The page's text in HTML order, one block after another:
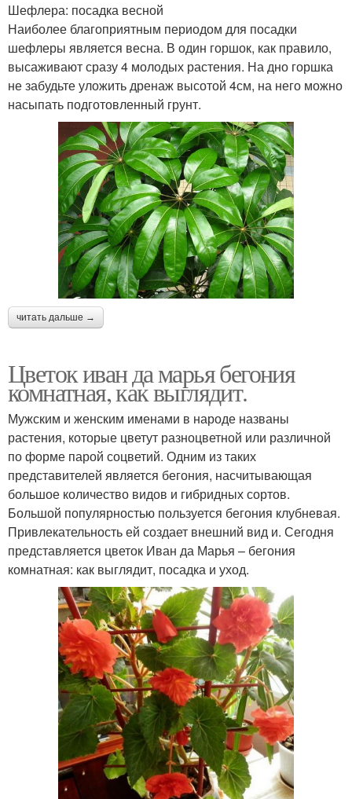
Шефлера: посадка весной
Наиболее благоприятным периодом для посадки
шефлеры является весна. В один горшок, как правило,
высаживают сразу 4 молодых растения. На дно горшка
не забудьте уложить дренаж высотой 4см, на него можно
насыпать подготовленный грунт.
читать дальше →
Цветок иван да марья бегония
комнатная, как выглядит.
Мужским и женским именами в народе названы
растения, которые цветут разноцветной или различной
по форме парой соцветий. Одним из таких
представителей является бегония, насчитывающая
большое количество видов и гибридных сортов.
Большой популярностью пользуется бегония клубневая.
Привлекательность ей создает внешний вид и. Сегодня
представляется цветок Иван да Марья – бегония
комнатная: как выглядит, посадка и уход.